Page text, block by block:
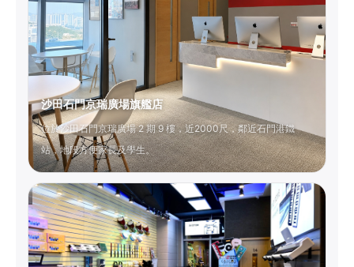
沙田石門京瑞廣場旗艦店
位於沙田石門京瑞廣場 2 期 9 樓，近2000尺，鄰近石門港鐵
站，地段方便家長及學生。